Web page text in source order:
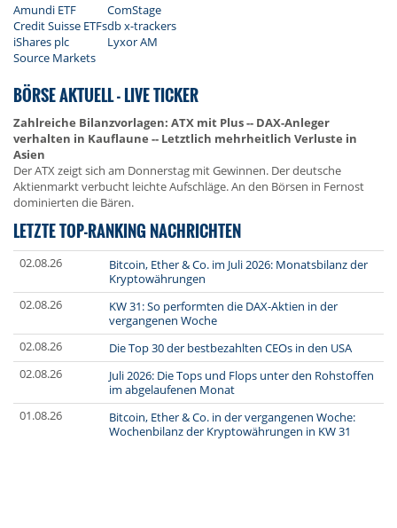
Amundi ETF
ComStage
Credit Suisse ETFsdb x-trackers
iShares plc
Lyxor AM
Source Markets
BÖRSE AKTUELL - LIVE TICKER
Zahlreiche Bilanzvorlagen: ATX mit Plus -- DAX-Anleger
verhalten in Kauflaune -- Letztlich mehrheitlich Verluste in
Asien
Der ATX zeigt sich am Donnerstag mit Gewinnen. Der deutsche
Aktienmarkt verbucht leichte Aufschläge. An den Börsen in Fernost
dominierten die Bären.
LETZTE TOP-RANKING NACHRICHTEN
02.08.26
Bitcoin, Ether & Co. im Juli 2026: Monatsbilanz der
Kryptowährungen
02.08.26
KW 31: So performten die DAX-Aktien in der
vergangenen Woche
02.08.26
Die Top 30 der bestbezahlten CEOs in den USA
02.08.26
Juli 2026: Die Tops und Flops unter den Rohstoffen
im abgelaufenen Monat
01.08.26
Bitcoin, Ether & Co. in der vergangenen Woche:
Wochenbilanz der Kryptowährungen in KW 31